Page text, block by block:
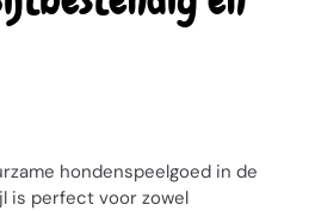
hondenspeelgoed in de
is perfect voor zowel